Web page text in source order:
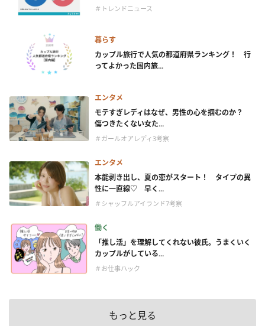
＃トレンドニュース
暮らす
カップル旅行で人気の都道府県ランキング！ 行
ってよかった国内旅...
エンタメ
モテすぎレディはなぜ、男性の心を掴むのか？
傷つきたくない女た...
＃ガールオアレディ3考察
エンタメ
本能剥き出し、夏の恋がスタート！ タイプの異
性に一直線♡ 早く...
＃シャッフルアイランド7考察
働く
「推し活」を理解してくれない彼氏。うまくいく
カップルがしている...
＃お仕事ハック
もっと見る